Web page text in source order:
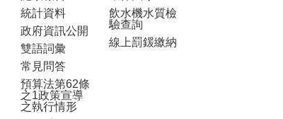
統計資料
政府資訊公開
雙語詞彙
常見問答
預算法第62條
之1政策宣導
之執行情形
飲水機水質檢
驗查詢
線上罰鍰繳納